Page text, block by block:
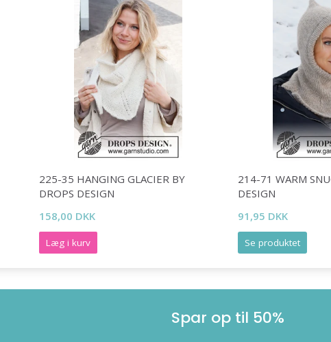
225-35 HANGING GLACIER BY
DROPS DESIGN
158,00 DKK
Læg i kurv
214-71 WARM
DESIGN
91,95 DKK
Se produktet
Spar op til 50%